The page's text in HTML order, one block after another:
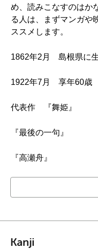
め、読みこなすのはか
る人は、まずマンガや
ススメします。
1862年2月 島根県に
1922年7月 享年60歳
代表作 『舞姫』
『最後の一句』
『高瀬舟』
Kanji